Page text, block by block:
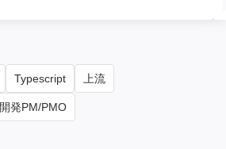
Typescript 上流
開発PM/PMO